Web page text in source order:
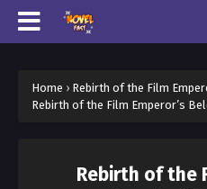
Home › Rebirth of the Film
Rebirth of the Film Emperor’s
Rebirth of the